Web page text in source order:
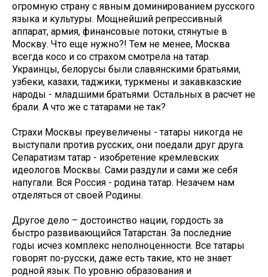
огромную страну с явным доминированием русского
языка и культуры. Мощнейший репрессивный
аппарат, армия, финансовые потоки, стянутые в
Москву. Что еще нужно?! Тем не менее, Москва
всегда косо и со страхом смотрела на татар.
Украинцы, белорусы были славянскими братьями,
узбеки, казахи, таджики, туркмены и закавказские
народы - младшими братьями. Остальных в расчет не
брали. А что же с татарами не так?
Страхи Москвы преувеличены - татары никогда не
выступали против русских, они поедали друг друга.
Сепаратизм татар - изобретение кремлевских
идеологов Москвы. Сами раздули и сами же себя
напугали. Вся Россия - родина татар. Незачем нам
отделяться от своей Родины.
Другое дело – достоинство нации, гордость за
быстро развивающийся Татарстан. За последние
годы исчез комплекс неполноценности. Все татары
говорят по-русски, даже есть такие, кто не знает
родной язык. По уровню образования и